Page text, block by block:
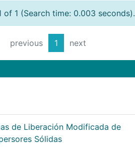
of 1 (Search time: 0.003 seconds).
previous 1 next
de Liberación Modificada de
Sólidas